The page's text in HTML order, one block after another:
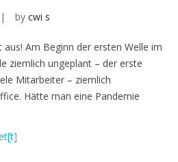
by cwi s
Am Beginn der ersten Welle im
ziemlich ungeplant – der erste
Mitarbeiter – ziemlich
Hätte man eine Pandemie